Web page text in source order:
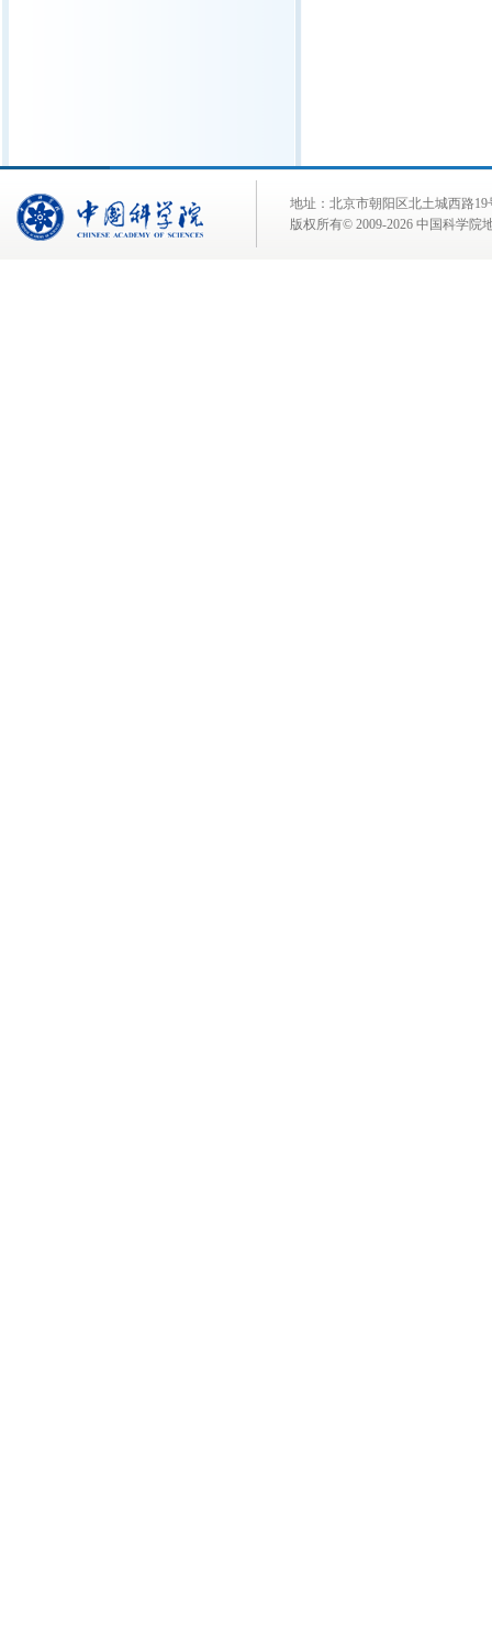
地址：北京市朝阳区北土城西路
版权所有© 2009-2026 中国科学院